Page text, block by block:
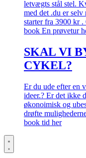
letvægts stål stel.
med det .du er selv
starter fra 3900 kr
book En prøvetur
SKAL VI
CYKEL?
Er du ude efter en
ideer.? Er det ikke
økonoimisk og
drøfte
book tid her